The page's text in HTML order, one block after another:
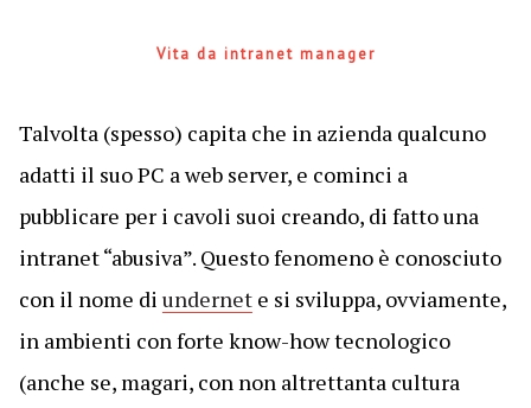
Vita da intranet manager
Talvolta (spesso) capita che in azienda qualcuno
adatti il suo PC a web server, e cominci a
pubblicare per i cavoli suoi creando, di fatto una
intranet “abusiva”. Questo fenomeno è conosciuto
con il nome di undernete si sviluppa, ovviamente,
in ambienti con forte know-how tecnologico
(anche se, magari, con non altrettanta cultura